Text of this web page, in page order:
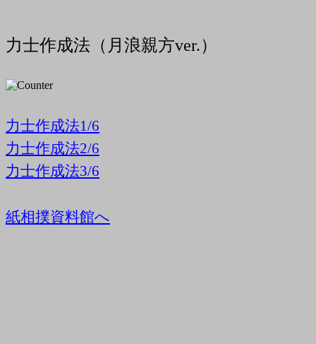
力士作成法（月浪親方ver.）
力士作成法1/6
力士作成法2/6
力士作成法3/6
紙相撲資料館へ